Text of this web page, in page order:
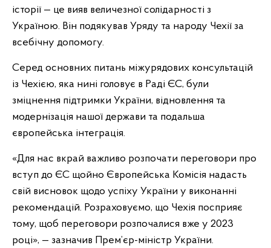
історії — це вияв величезної солідарності з
Україною. Він подякував Уряду та народу Чехії за
всебічну допомогу.
Серед основних питань міжурядових консультацій
із Чехією, яка нині головує в Раді ЄС, були
зміцнення підтримки України, відновлення та
модернізація нашої держави та подальша
європейська інтеграція.
«Для нас вкрай важливо розпочати переговори про
вступ до ЄС щойно Європейська Комісія надасть
свій висновок щодо успіху України у виконанні
рекомендацій. Розраховуємо, що Чехія посприяє
тому, щоб переговори розпочалися вже у 2023
році», — зазначив Прем’єр-міністр України.